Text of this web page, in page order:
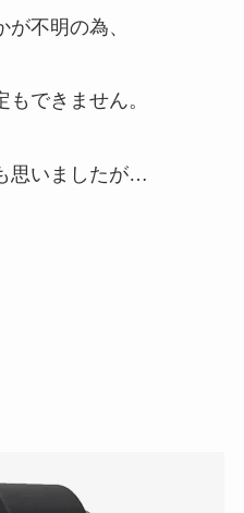
不明の為、
できません。
思いましたが…